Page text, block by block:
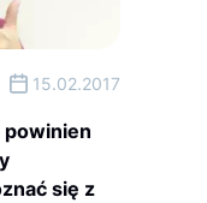
powinien
się z
15.02.2017